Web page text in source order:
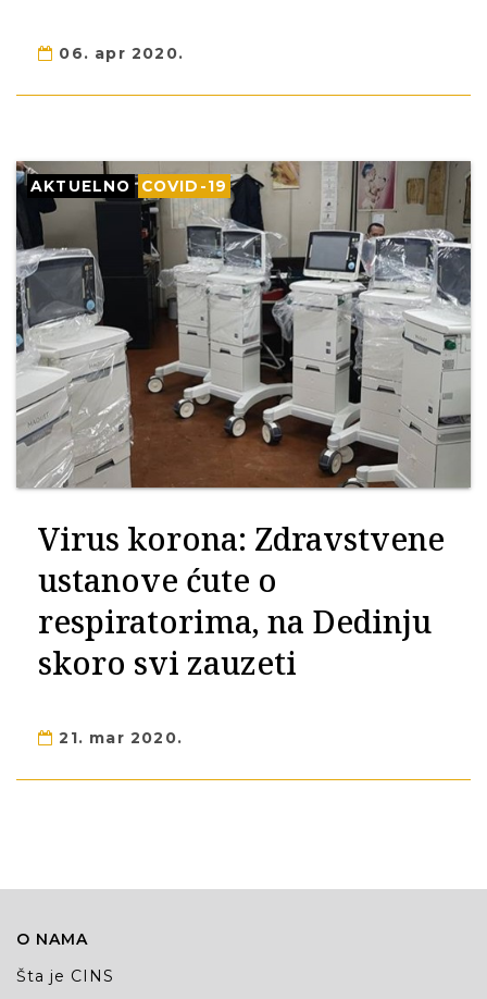
06. apr 2020.
AKTUELNO COVID-19
Virus korona: Zdravstvene
ustanove ćute o
respiratorima, na Dedinju
skoro svi zauzeti
21. mar 2020.
O NAMA
Šta je CINS